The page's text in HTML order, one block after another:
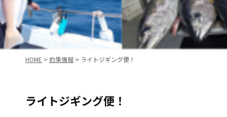
HOME > 釣果情報 > ライトジギング便！
ライトジギング便！